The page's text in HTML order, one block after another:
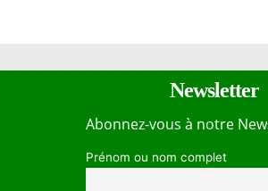
Newsletter
Abonnez-vous à notre
Prénom ou nom complet